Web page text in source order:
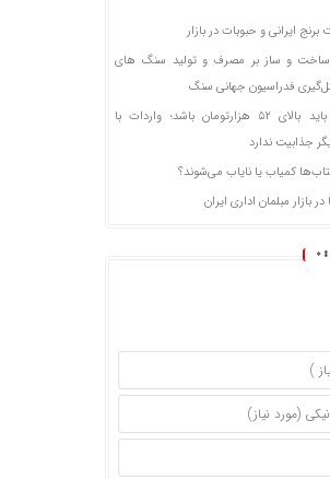
ایرانی و حبوبات در بازار
ساخت و ساز بر مصرف و تولید سنگ های
فدراسیون جهانی سنگ
نرخ گندم باید بالای ۵۲ هزارتومان باشد؛ واردات با
جذابیت ندارد
کمیاب یا نایاب می‌شوند؟
بازار مبلمان اداری ایران
:
0